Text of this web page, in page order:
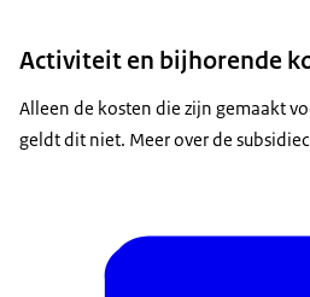
Activiteit en bijhorende
Alleen de kosten die zijn gemaakt
geldt dit niet. Meer over de